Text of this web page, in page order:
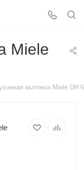
Miele
вытяжка Miele DH